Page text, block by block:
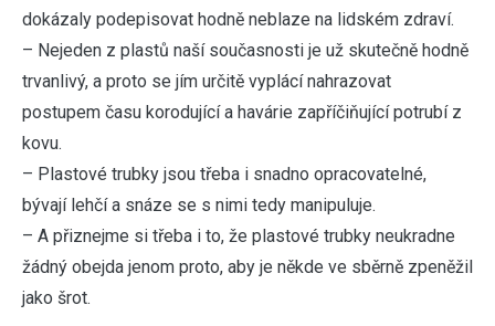
dokázaly podepisovat hodně neblaze na lidském zdraví.
– Nejeden z plastů naší současnosti je už skutečně hodně
trvanlivý, a proto se jím určitě vyplácí nahrazovat
postupem času korodující a havárie zapříčiňující potrubí z
kovu.
– Plastové trubky jsou třeba i snadno opracovatelné,
bývají lehčí a snáze se s nimi tedy manipuluje.
– A přiznejme si třeba i to, že plastové trubky neukradne
žádný obejda jenom proto, aby je někde ve sběrně zpeněžil
jako šrot.